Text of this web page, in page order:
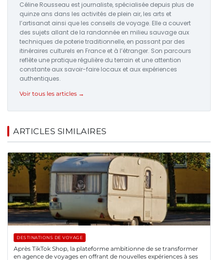
Céline Rousseau est journaliste, spécialisée depuis plus de
quinze ans dans les activités de plein air, les arts et
l’artisanat ainsi que les conseils de voyage. Elle a couvert
des sujets allant de la randonnée en milieu sauvage aux
techniques de poterie traditionnelle, en passant par des
itinéraires culturels en France et à l’étranger. Son parcours
reflète une pratique régulière du terrain et une attention
constante aux savoir-faire locaux et aux expériences
authentiques.
Voir tous les articles →
ARTICLES SIMILAIRES
DESTINATIONS DE VOYAGE
Après TikTok Shop, la plateforme ambitionne de se transformer
en agence de voyages en offrant de nouvelles expériences à ses